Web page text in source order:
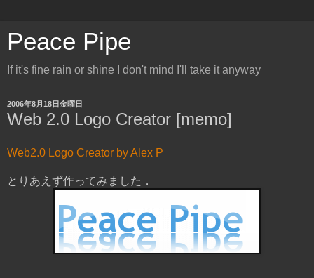
Peace Pipe
If it's fine rain or shine I don't mind I'll take it anyway
2006年8月18日金曜日
Web 2.0 Logo Creator [memo]
Web2.0 Logo Creator by Alex P
とりあえず作ってみました．